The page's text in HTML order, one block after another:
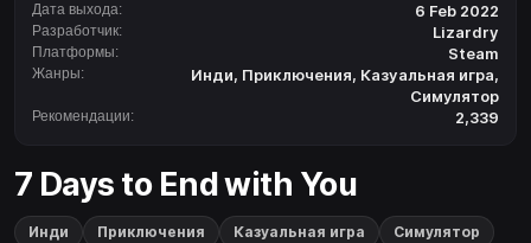
Дата выхода: 6 Feb 2022
Разработчик: Lizardry
Платформы: Steam
Жанры: Инди, Приключения, Казуальная игра,
Симулятор
Рекомендации: 2,339
7 Days to End with You
Инди Приключения Казуальная игра Симулятор